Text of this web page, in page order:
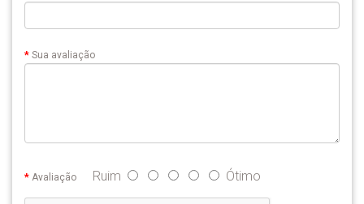
Sua avaliação
Avaliação Ruim Ótimo